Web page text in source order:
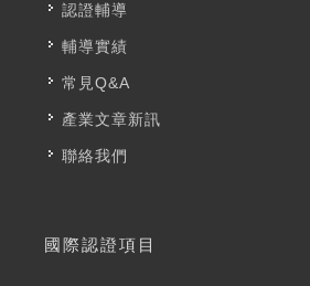
認證輔導
輔導實績
常見Q&A
產業文章新訊
聯絡我們
國際認證項目